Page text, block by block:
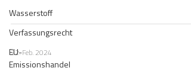
Wasserstoff
Verfassungsrecht
EU-
Emissionshandel
22. Feb. 2024